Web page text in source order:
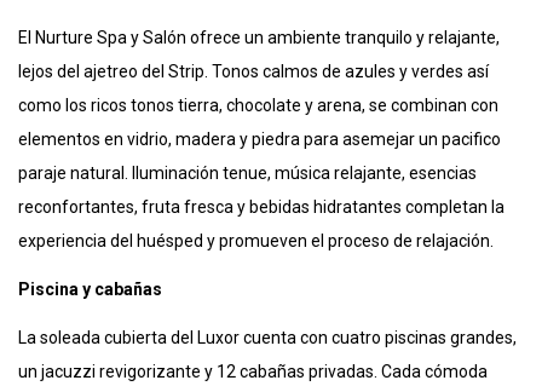
El Nurture Spa y Salón ofrece un ambiente tranquilo y relajante,
lejos del ajetreo del Strip. Tonos calmos de azules y verdes así
como los ricos tonos tierra, chocolate y arena, se combinan con
elementos en vidrio, madera y piedra para asemejar un pacifico
paraje natural. Iluminación tenue, música relajante, esencias
reconfortantes, fruta fresca y bebidas hidratantes completan la
experiencia del huésped y promueven el proceso de relajación.
Piscina y cabañas
La soleada cubierta del Luxor cuenta con cuatro piscinas grandes,
un jacuzzi revigorizante y 12 cabañas privadas. Cada cómoda